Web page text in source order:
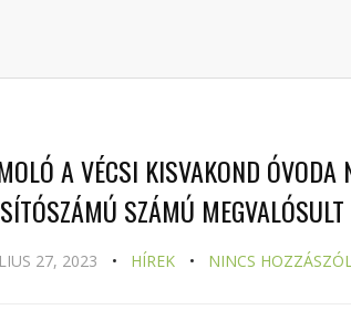
A VÉCSI KISVAKOND
SZÁMÚ
27, 2023 HÍREK NINCS